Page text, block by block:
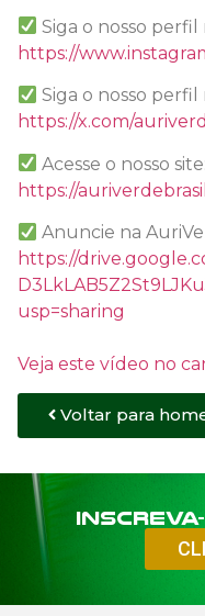
Siga o nosso
https://
Siga o nosso perfil
https://x.com/
Acesse o nosso site:
https://
Anuncie na
https://
usp=sharing
Veja este vídeo no
Voltar para
Inscreva-